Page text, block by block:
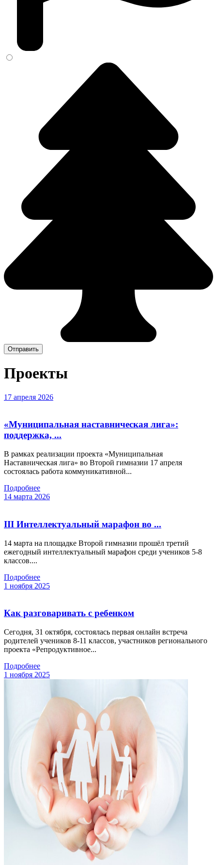
Отправить
Проекты
17 апреля 2026
«Муниципальная наставническая лига»:
поддержка, ...
В рамках реализации проекта «Муниципальная
Наставническая лига» во Второй гимназии 17 апреля
состоялась работа коммуникативной...
Подробнее
14 марта 2026
III Интеллектуальный марафон во ...
14 марта на площадке Второй гимназии прошёл третий
ежегодный интеллектуальный марафон среди учеников 5-8
классов....
Подробнее
1 ноября 2025
Как разговаривать с ребенком
Сегодня, 31 октября, состоялась первая онлайн встреча
родителей учеников 8-11 классов, участников регионального
проекта «Репродуктивное...
Подробнее
1 ноября 2025